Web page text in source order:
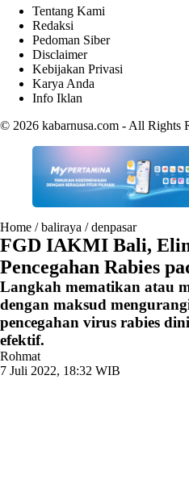
Tentang Kami
Redaksi
Pedoman Siber
Disclaimer
Kebijakan Privasi
Karya Anda
Info Iklan
© 2026 kabarnusa.com - All Rights
Home /baliraya /denpasar
FGD IAKMI Bali,
Pencegahan Rabies
Langkah mematikan atau
dengan maksud
pencegahan virus rabies
efektif.
Rohmat
7 Juli 2022, 18:32 WIB